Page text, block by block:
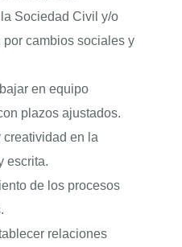
Sociedad Civil y/o
cambios sociales y
en equipo
plazos ajustados.
creatividad en la
escrita.
de los procesos
relaciones